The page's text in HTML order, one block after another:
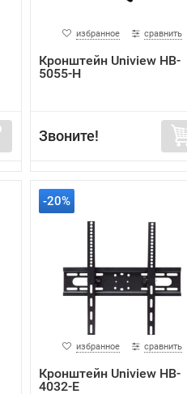
избранное сравнить
Кронштейн Uniview HB-
5055-H
Звоните!
-20%
избранное сравнить
Кронштейн Uniview HB-
4032-E